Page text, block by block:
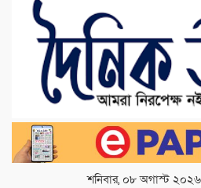
শনিবার, ০৮ অগাস্ট